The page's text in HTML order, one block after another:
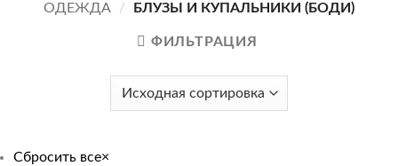
ОДЕЖДА
/ БЛУЗЫ И КУПАЛЬНИКИ (БОДИ)
ФИЛЬТРАЦИЯ
Сбросить все×